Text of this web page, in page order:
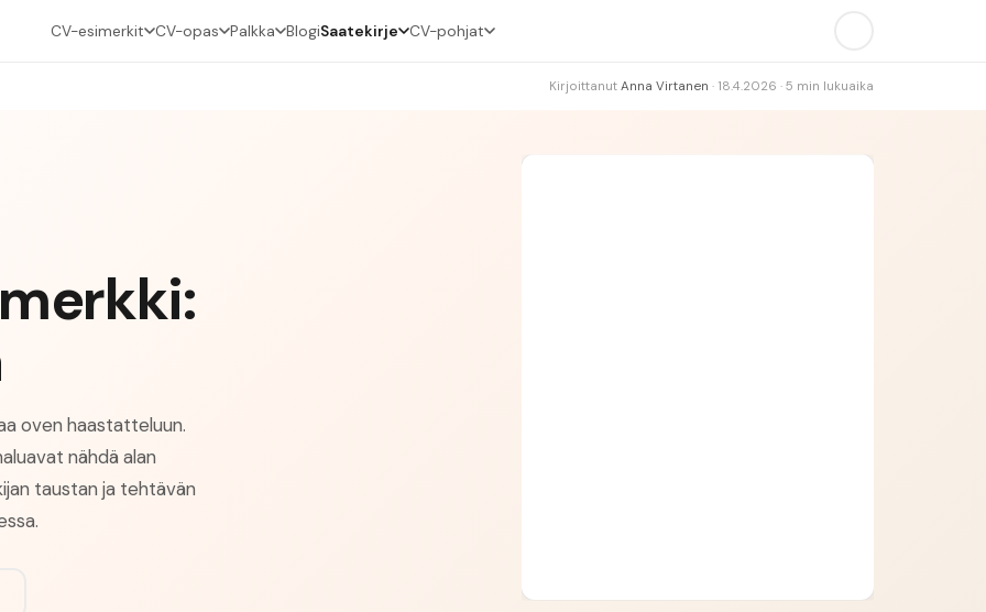
CV-esimerkit CV-opas Palkka BlogiSaatekirje CV-pohjat
Kirjoittanut Anna Virtanen · 18.4.2026 · 5 min lukuaika
oven haastatteluun.
nähdä alan
taustan ja tehtävän